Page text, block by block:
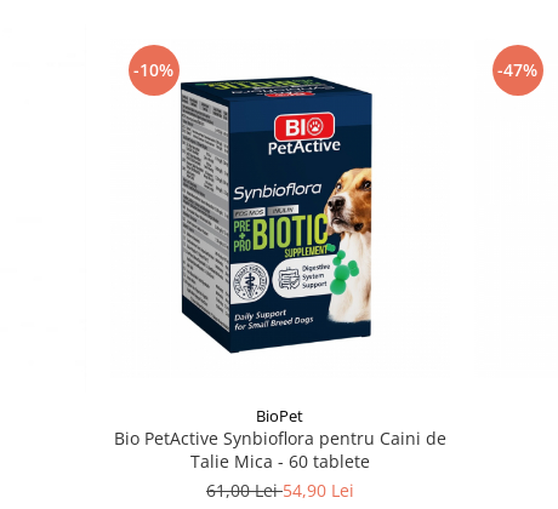
-10%
BioPet
Bio PetActive Synbioflora pentru Caini de
Talie Mica - 60 tablete
61,00 Lei54,90 Lei
-47%